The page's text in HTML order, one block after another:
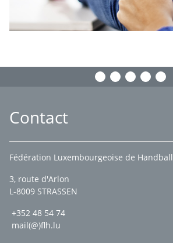
Contact
Fédération Luxembourgeoise de Handball
3, route d'Arlon
L-8009 STRASSEN
+352 48 54 74
mail(@)flh.lu